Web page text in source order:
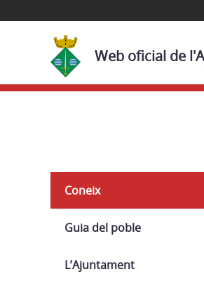
Web oficial de
Navega
Coneix
Guia del poble
L’Ajuntament